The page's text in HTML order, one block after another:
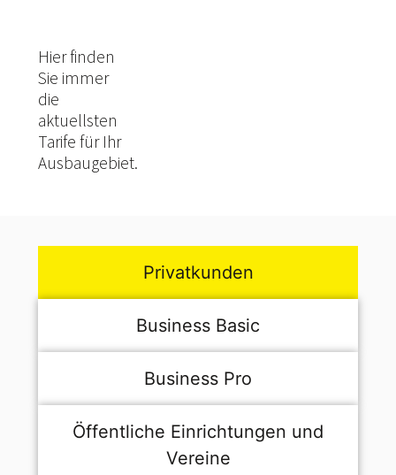
Hier finden
Sie immer
die
aktuellsten
Tarife für Ihr
Ausbaugebiet.
Privatkunden
Business Basic
Business Pro
Öffentliche Einrichtungen und
Vereine